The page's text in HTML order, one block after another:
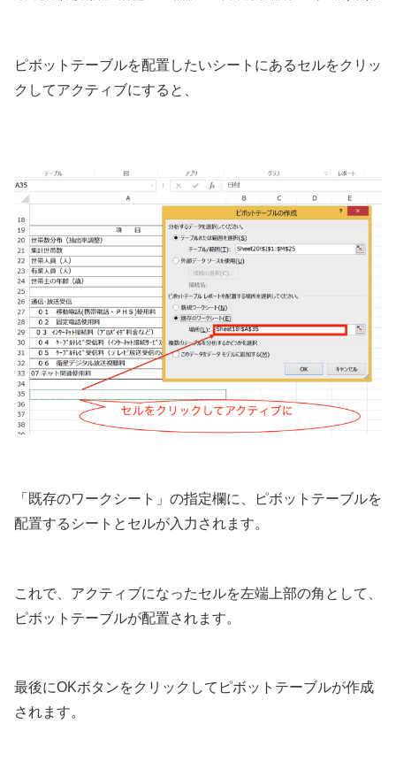
ピボットテーブルを配置したいシートにあるセルをクリッ
クしてアクティブにすると、
「既存のワークシート」の指定欄に、ピボットテーブルを
配置するシートとセルが入力されます。
これで、アクティブになったセルを左端上部の角として、
ピボットテーブルが配置されます。
最後にOKボタンをクリックしてピボットテーブルが作成
されます。